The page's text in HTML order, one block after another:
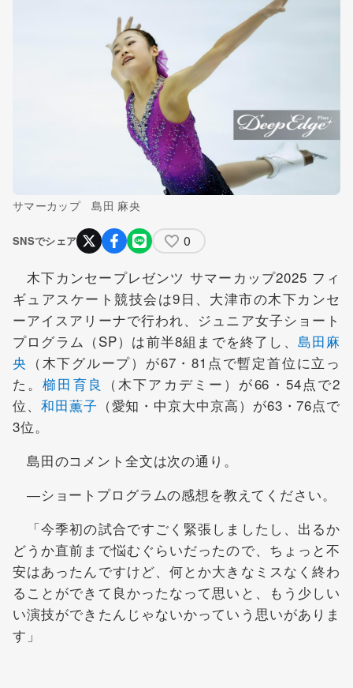
サマーカップ 島田 麻央
SNSでシェア 0
木下カンセープレゼンツ サマーカップ2025 フィ
ギュアスケート競技会は9日、大津市の木下カンセ
ーアイスアリーナで行われ、ジュニア女子ショート
プログラム（SP）は前半8組までを終了し、 島田麻
央 （木下グループ）が67・81点で暫定首位に立っ
た。櫛田育良
（木下アカデミー）が66・54点で2
位、 和田薫子 （愛知・中京大中京高）が63・76点で
3位。
島田のコメント全文は次の通り。
―ショートプログラムの感想を教えてください。
「今季初の試合ですごく緊張しましたし、出るか
どうか直前まで悩むぐらいだったので、ちょっと不
安はあったんですけど、何とか大きなミスなく終わ
ることができて良かったなって思いと、もう少しい
い演技ができたんじゃないかっていう思いがありま
す」